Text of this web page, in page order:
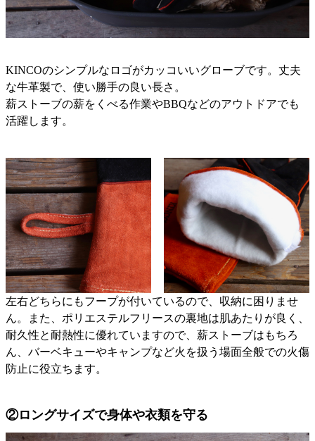
KINCOのシンプルなロゴがカッコいいグローブです。丈夫
な牛革製で、使い勝手の良い長さ。
薪ストーブの薪をくべる作業やBBQなどのアウトドアでも
活躍します。
左右どちらにもフープが付いているので、収納に困りませ
ん。また、ポリエステルフリースの裏地は肌あたりが良く、
耐久性と耐熱性に優れていますので、薪ストーブはもちろ
ん、バーベキューやキャンプなど火を扱う場面全般での火傷
防止に役立ちます。
②ロングサイズで身体や衣類を守る